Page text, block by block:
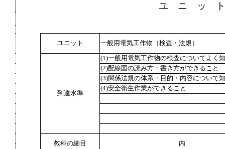
ユ ニ ッ
ユニット 一般用電気工作物（検査・法規）
到達水準
(1)一般用電気工作物の検査についてよく
(2)配線図の読み方・書き方ができること
(3)関係法規の体系・目的・内容について
(4)安全衛生作業ができること
教科の細目 内